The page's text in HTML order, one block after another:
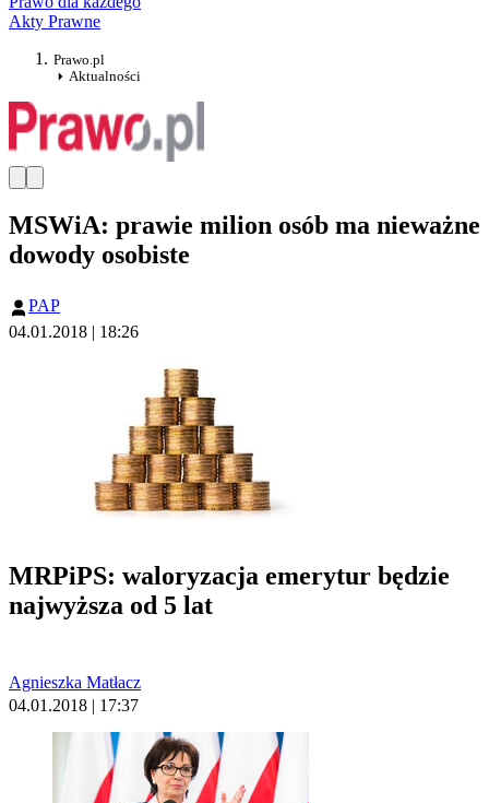
Akty Prawne
Prawo.pl
Aktualności
MSWiA: prawie milion osób ma nieważne
dowody osobiste
PAP
04.01.2018 | 18:26
MRPiPS: waloryzacja emerytur będzie
najwyższa od 5 lat
Agnieszka Matłacz
04.01.2018 | 17:37